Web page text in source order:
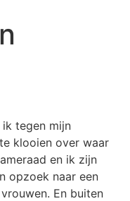
tegen mijn
klooien over waar
en ik zijn
opzoek naar een
En buiten